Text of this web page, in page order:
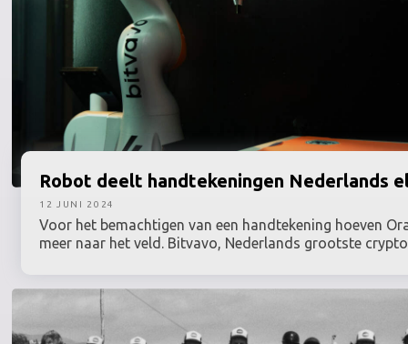
Robot deelt handtekeningen Nederlands
Voor het bemachtigen van een handtekening hoeven
meer naar het veld. Bitvavo, Nederlands grootste
laten signeren met handtekeningen van hun favoriete
Nederlands elftal. De robot is te vinden in de officiële
KNVB op Utrecht Centraal.
12 JUNI 2024